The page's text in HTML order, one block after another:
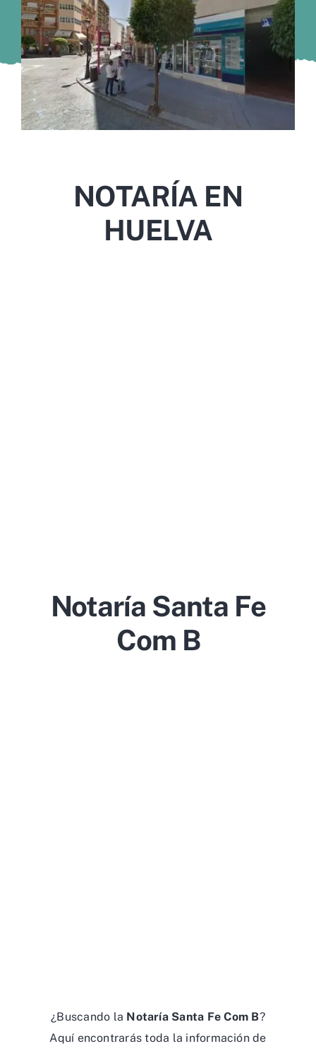
Murcia
Gijón
Vigo
Córdoba
NOTARÍA EN
HUELVA
Notaría Santa Fe
Com B
¿Buscando la Notaría Santa Fe Com B?
Aquí encontrarás toda la información de